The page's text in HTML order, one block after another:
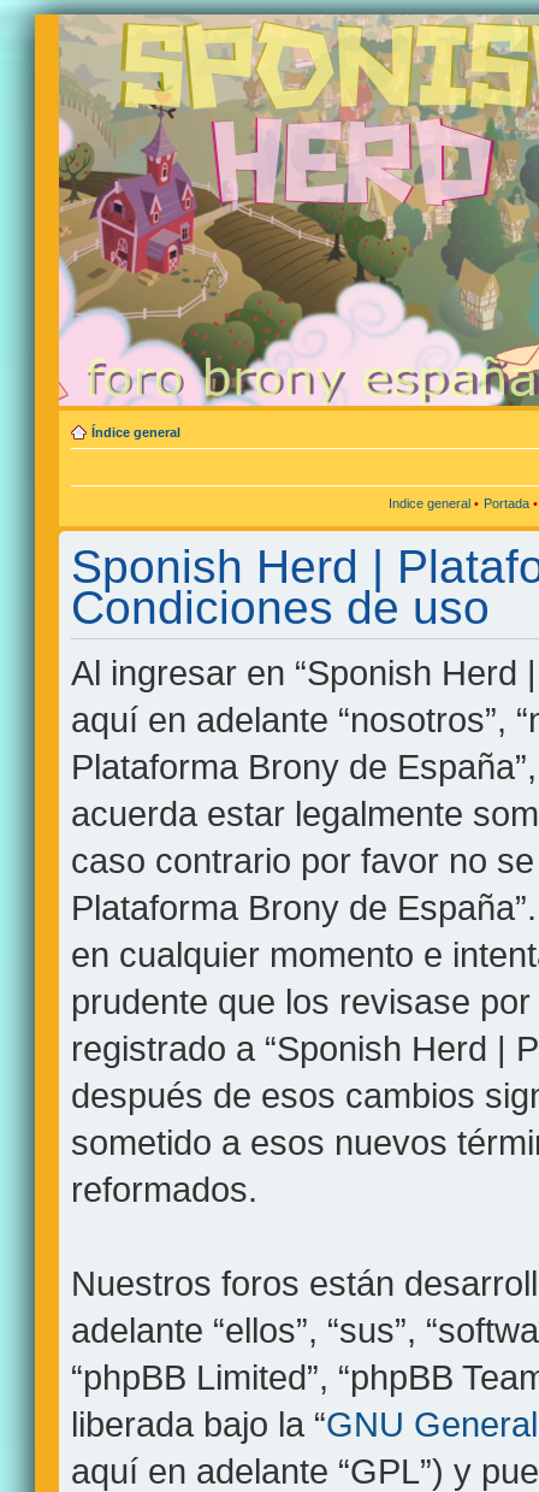
Índice general
Indice general • Portada
Sponish Herd |
Condiciones de uso
Al ingresar en “Sponish Herd
aquí en adelante “nosotros”,
Plataforma Brony de
acuerda estar legalmente
caso contrario por favor no
Plataforma Brony de
en cualquier momento e
prudente que los revisase
registrado a “Sponish Herd |
después de esos cambios
sometido a esos nuevos
reformados.
Nuestros foros están
adelante “ellos”, “sus”,
“phpBB Limited”, “phpBB
liberada bajo la “GNU
aquí en adelante “GPL”) y